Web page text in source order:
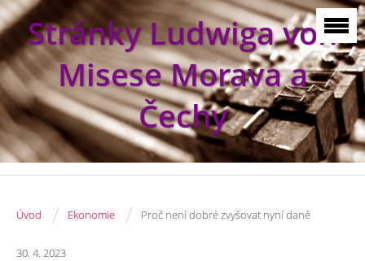
Stránky Ludwiga von
Misese Morava a
Čechy
Úvod / Ekonomie / Proč není dobré zvyšovat nyní daně
30. 4. 2023